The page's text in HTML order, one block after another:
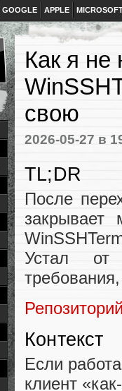
GOOGLE APPLE
Как я не
свою
2026-05-27 в
TL;DR
После
закрывает
Устал от
Контекст
Если
клиент